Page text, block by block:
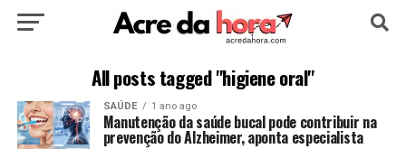
HOME POLÍTICA CULTURA ESPORTE
EDUCAÇÃO NOTÍCIA MUNDO
All posts tagged "higiene oral"
SAÚDE 1 ano ago
Manutenção da saúde bucal pode contribuir na
prevenção do Alzheimer, aponta especialista